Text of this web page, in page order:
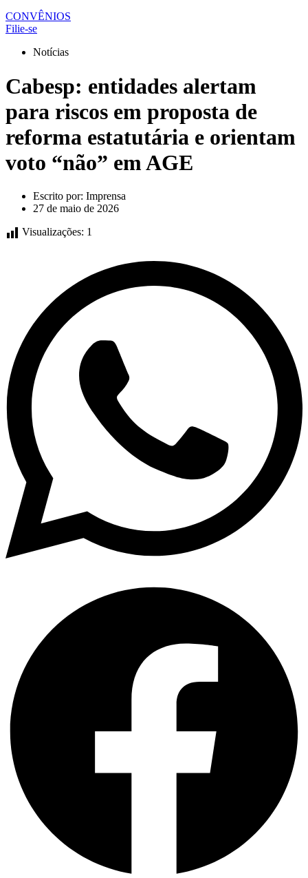
CONVÊNIOS
Filie-se
Notícias
Cabesp: entidades alertam
para riscos em proposta de
reforma estatutária e orientam
voto “não” em AGE
Escrito por: Imprensa
27 de maio de 2026
Visualizações: 1